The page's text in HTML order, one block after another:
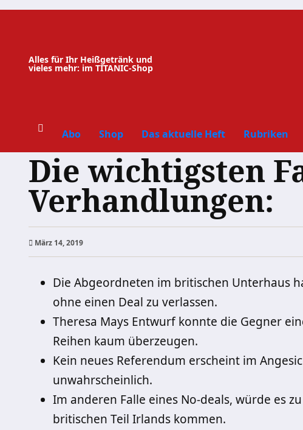
Zum
Alles für Ihr Heißgetränk und
vieles mehr: im TITANIC-Shop
Abo Shop Das aktuelle Heft Rubriken
Die wichtigsten
Verhandlungen:
März 14, 2019
Die Abgeordneten im britischen Unterhaus
ohne einen Deal zu verlassen.
Theresa Mays Entwurf konnte die Gegner
Reihen kaum überzeugen.
Kein neues Referendum erscheint im
unwahrscheinlich.
Im anderen Falle eines No-deals, würde es
britischen Teil Irlands kommen.